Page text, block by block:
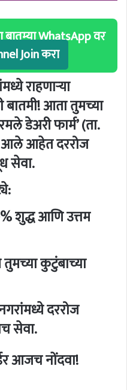
बातम्या WhatsApp वर
Join करा
राहणाऱ्या
आता तुमच्या
डेअरी फार्म’(ता.
आले आहेत दररोज
सेवा.
शुद्ध आणि उत्तम
कुटुंबाच्या
दररोज
सेवा.
आजच नोंदवा!